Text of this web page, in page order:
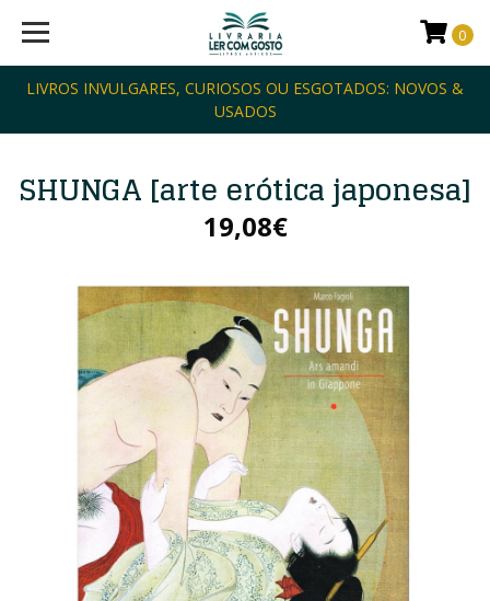
LIVROS INVULGARES, CURIOSOS OU ESGOTADOS: NOVOS &
USADOS
0
SHUNGA [arte erótica japonesa]
19,08€